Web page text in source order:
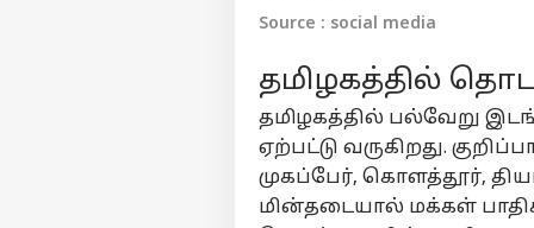
Source : social media
தமிழகத்தில்
தமிழகத்தில் பல்வேறு
ஏற்பட்டு வருகிறது.
முகப்பேர், கொளத்தூர்,
மின்தடையால் மக்கள்